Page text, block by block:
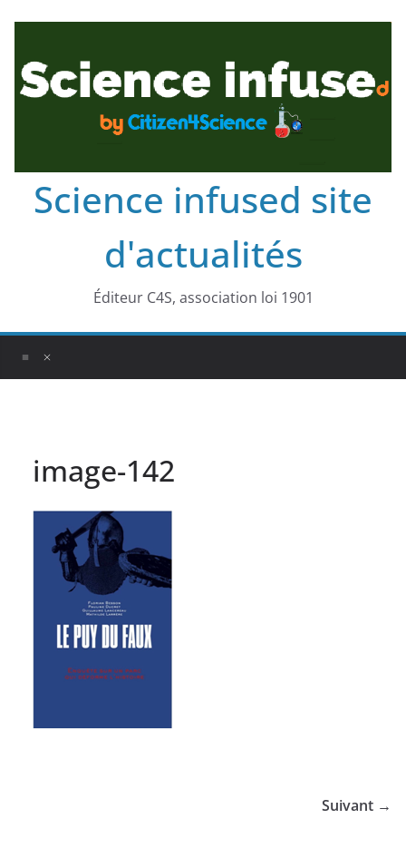
Science infused site
d'actualités
Éditeur C4S, association loi 1901
image-142
Suivant →